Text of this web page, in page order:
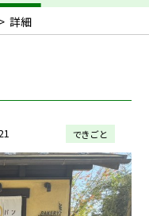
> 詳細
できごと